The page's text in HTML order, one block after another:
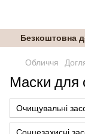
Безкоштовна
Обличчя
Маски для
Очищувальні